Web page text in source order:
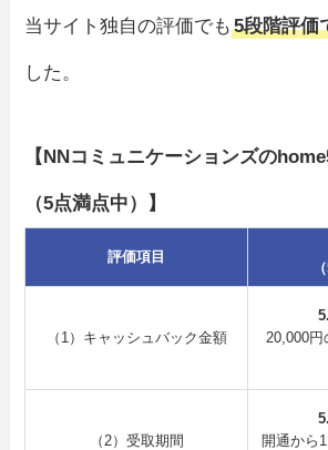
当サイト独自の評価でも5段階評価
した。
【NNコミュニケーションズの
（5点満点中）】
評価項目
（1）キャッシュバック金額
20,000
（2）受取期間
開通から